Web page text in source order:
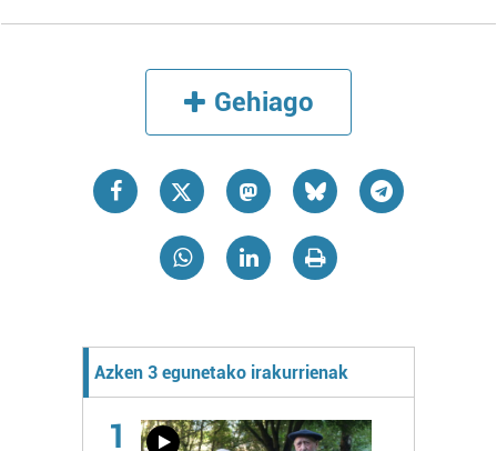
Gehiago
Azken 3 egunetako irakurrienak
1